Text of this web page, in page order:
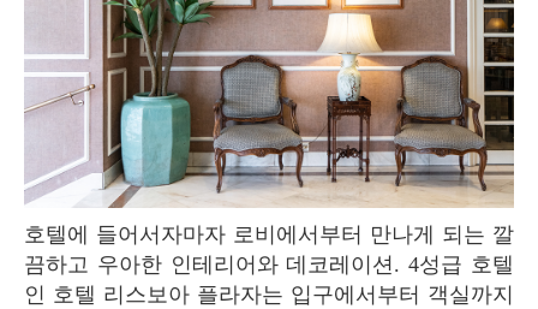
호텔에 들어서자마자 로비에서부터 만나게 되는 깔
끔하고 우아한 인테리어와 데코레이션. 4성급 호텔
인 호텔 리스보아 플라자는 입구에서부터 객실까지